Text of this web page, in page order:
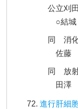
公立刈
○結
同 消
佐藤
同 放
田澤
進行肝細